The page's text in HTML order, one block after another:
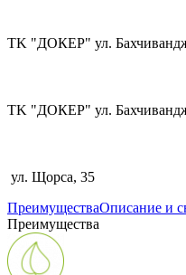
TK "ДОКЕР" ул.
TK "ДОКЕР" ул.
ул. Щорса, 35
ПреимуществаОписание и
Преимущества